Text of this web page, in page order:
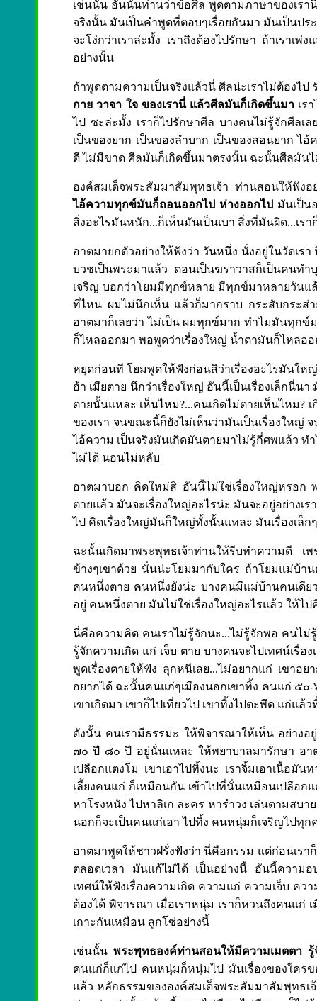
เช่นนั้น อันนั้นท่านว่าข้อศีล พูดตามภาษาของเรา
จริงนั้น มันเป็นคำพูดที่ตอบๆเรื่อยกันมา มันเป็นปร
จะโง่กว่าเราล่ะมั้ง เราถึงต้องไปรักษา ถ้าเราเ
อย่างนั้น
ถ้าพูดตามความเป็นจริงแล้วนี่ ศีลน่ะเราไม่ต้องไ
กาย วาจา ใจ ของเรานี่ แล้วศีลมันก็เกิดขึ้นมา เร
ไป ซะล่ะมั้ง เราก็ไปรักษาศีล บางคนไม่รู้จักศีลเ
เป็นของยาก เป็นของลำบาก เป็นของสอนยาก ไอ้
ดี ไม่มีขาด ศีลมันก็เกิดขึ้นมาตรงนั้น ฉะนั้นศีลมัน
องค์สมเด็จพระสัมมาสัมพุทธเจ้า ท่านสอนให้ฟัง
ไอ้ความทุกข์มันก็ถอนออกไป ห่างออกไป มันเป็น
สิ่งอะไรมันหนัก...ก็เห็นมันเป็นเบา สิ่งที่มันผิด...เร
อาตมายกตัวอย่างให้ฟังว่า วันหนึ่ง นั่งอยู่ในวัดเร
บวชเป็นพระมาแล้ว ตอนเป็นฆราวาสก็เป็นคนท
เจริญ บอกว่าโยมมีทุกข์หลาย มีทุกข์มาหลายวันแ
ที่ไหน ผมไม่นึกเห็น แล้วก็มากราบ กระสับกระส่
อาตมาก็เลยว่า ไม่เป็น ผมทุกข์มาก ทำไมมันทุกข์
ก็ไหลออกมา พอพูดว่าเรื่องใหญ่ น้ำตามันก็ไหลออ
หยุดก่อนที โยมพูดให้ฟังก่อนสิว่าเรื่องอะไรมันให
ฮ้า เมียตาย นึกว่าเรื่องใหญ่ อันนี้เป็นเรื่องเล็กนี่น
ตายนั้นแหละ เห็นไหม?...คนเกิดไม่ตายเห็นไหม?
ของเรา จนขณะนี้ก็ยังไม่เห็นว่ามันเป็นเรื่องใหญ่
ไอ้ความ เป็นจริงมันเกิดมันตายมาไม่รู้กี่ศพแล้ว
ไม่ได้ นอนไม่หลับ
อาตมาบอก คิดใหม่สิ อันนี้ไม่ใช่เรื่องใหญ่หรอ
ตายแล้ว มันจะเรื่องใหญ่อะไรน่ะ มันจะอยู่อย่างเ
ไป คิดเรื่องใหญ่มันก็ใหญ่ทั้งนั้นแหละ มันเรื่องเล็ก
ฉะนั้นเกิดมาพระพุทธเจ้าท่านให้รีบทำความดี เ
ข้างๆเขาด้วย นั่นน่ะโยมมากับใคร ถ้าโยมแม่บ้
คนหนึ่งตาย คนหนึ่งยังน่ะ บางคนมีแม่บ้านคนเดีย
อยู่ คนหนึ่งตาย มันไม่ใช่เรื่องใหญ่อะไรแล้ว ให้ไ
นี่คือความคิด คนเราไม่รู้จักนะ...ไม่รู้จักพอ คนไ
รู้จักความเกิด แก่ เจ็บ ตาย บางคนจะไปเทศน์เรื่อ
พูดเรื่องตายให้ฟัง ลุกหนีเลย...ไม่อยากแก่ เขาอ
อยากได้ ฉะนั้นคนแก่ๆเมืองนอกเขาทิ้ง คนแก่ ๕๐-
เขาเกิดมา เขาก็ไปเที่ยวไป เขาทิ้งไปตะพึด แก่แ
ดังนั้น คนเรามีธรรมะ ให้พิจารณาให้เห็น อย่างอ
๗๐ ปี ๘๐ ปี อยู่นั่นแหละ ให้พยาบาลมารักษา อา
เปลือกแตงโม เขาเอาไปทิ้งนะ เราจิ้มเอาเนื้อ
เลี้ยงคนแก่ ก็เหมือนกัน เข้าไปที่นั่นเหมือนเปลือ
หาโรงหนัง ไปหาลิเก ละคร หารำวง เล่นตามสบา
นอกก็จะเป็นคนแก่เอา ไปทิ้ง คนหนุ่มก็เจริญไปทุ
อาตมาพูดให้ชาวฝรั่งฟังว่า นี่คือกรรม แต่ก่อนเร
ตลอดเวลา มันแก้ไม่ได้ เป็นอย่างนี้ อันนี้ความอ
เทศน์ให้ฟังเรื่องความเกิด ความแก่ ความเจ็บ คว
ต้องได้ พิจารณา เมื่อเราหนุ่ม เราก็หวนถึงคนแก่
เกาะกันเหมือน ลูกโซ่อย่างนี้
เช่นนั้น พระพุทธองค์ท่านสอนให้มีความเมตตา
คนแก่ก็แก่ไป คนหนุ่มก็หนุ่มไป มันเรื่องของใคร
แล้ว หลักธรรมขององค์สมเด็จพระสัมมาสัมพุทธเ